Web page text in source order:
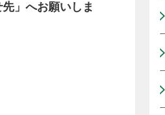
」へお願いしま